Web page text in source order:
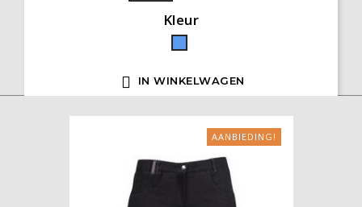
Kleur
Blauw
 IN WINKELWAGEN
AANBIEDING!